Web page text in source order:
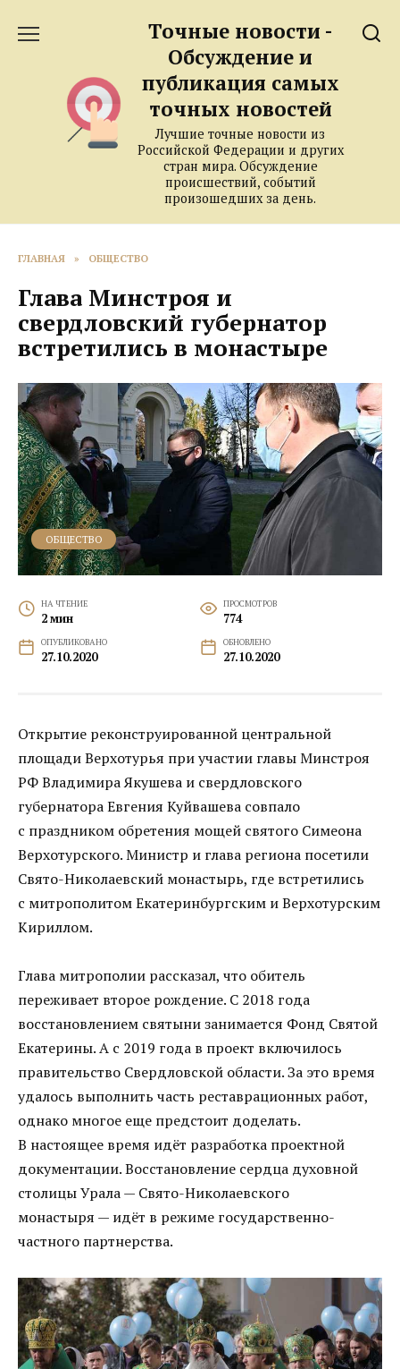
Точные новости -
Обсуждение и
публикация самых
точных новостей
Лучшие точные новости из
Российской Федерации и других
стран мира. Обсуждение
происшествий, событий
произошедших за день.
ГЛАВНАЯ » ОБЩЕСТВО
Глава Минстроя и
свердловский губернатор
встретились в монастыре
ОБЩЕСТВО
НА ЧТЕНИЕ
2 мин
ПРОСМОТРОВ
774
ОПУБЛИКОВАНО
27.10.2020
ОБНОВЛЕНО
27.10.2020
Открытие реконструированной центральной
площади Верхотурья при участии главы Минстроя
РФ Владимира Якушева и свердловского
губернатора Евгения Куйвашева совпало
с праздником обретения мощей святого Симеона
Верхотурского. Министр и глава региона посетили
Свято-Николаевский монастырь, где встретились
с митрополитом Екатеринбургским и Верхотурским
Кириллом.
Глава митрополии рассказал, что обитель
переживает второе рождение. С 2018 года
восстановлением святыни занимается Фонд Святой
Екатерины. А с 2019 года в проект включилось
правительство Свердловской области. За это время
удалось выполнить часть реставрационных работ,
однако многое еще предстоит доделать.
В настоящее время идёт разработка проектной
документации. Восстановление сердца духовной
столицы Урала — Свято-Николаевского
монастыря — идёт в режиме государственно-
частного партнерства.